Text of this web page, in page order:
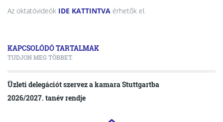
Az oktatóvideók IDE KATTINTVA érhetők el.
KAPCSOLÓDÓ TARTALMAK
TUDJON MEG TÖBBET.
Üzleti delegációt szervez a kamara Stuttgartba
2026/2027. tanév rendje